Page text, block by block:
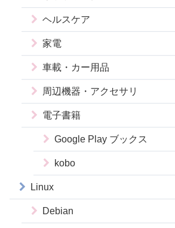
ヘルスケア
家電
車載・カー用品
周辺機器・アクセサリ
電子書籍
Google Play ブックス
kobo
Linux
Debian